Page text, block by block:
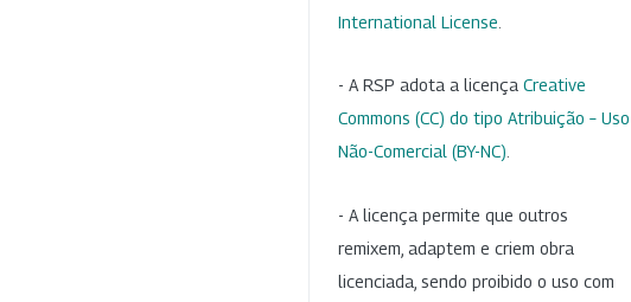
International License
- A RSP adota a licença Creative
Commons (CC) do tipo Atribuição – Uso
Não-Comercial (BY-NC)
- A licença permite que outros
remixem, adaptem e criem obra
licenciada, sendo proibido o uso com